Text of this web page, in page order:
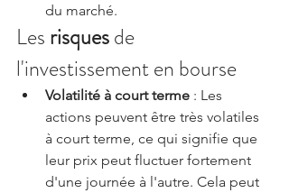
du marché.
Les risques de
l'investissement en bourse
Volatilité à court terme : Les
actions peuvent être très volatiles
à court terme, ce qui signifie que
leur prix peut fluctuer fortement
d'une journée à l'autre. Cela peut